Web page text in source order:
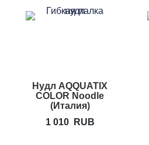
Нудл AQQUATIX
COLOR Noodle
(Италия)
1 010
RUB